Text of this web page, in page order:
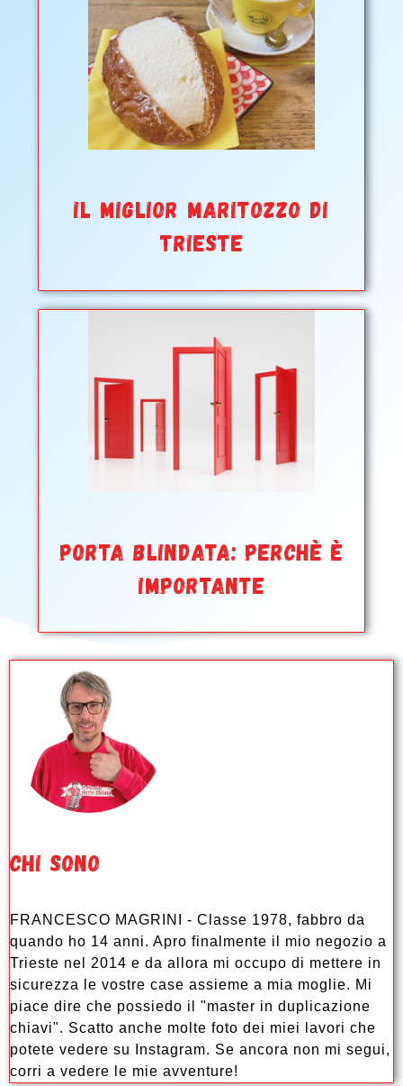
IL MIGLIOR MARITOZZO DI
TRIESTE
PORTA BLINDATA: PERCHÈ È
IMPORTANTE
CHI SONO
FRANCESCO MAGRINI - Classe 1978, fabbro da
quando ho 14 anni. Apro finalmente il mio negozio a
Trieste nel 2014 e da allora mi occupo di mettere in
sicurezza le vostre case assieme a mia moglie. Mi
piace dire che possiedo il "master in duplicazione
chiavi". Scatto anche molte foto dei miei lavori che
potete vedere su Instagram. Se ancora non mi segui,
corri a vedere le mie avventure!